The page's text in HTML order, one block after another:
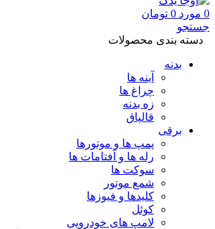
0 مورد 0 تومان
جستجو
دسته بندی محصولات
بدنه
آینه ها
چراغ ها
زه بدنه
قالپاق
برقی
پمپ ها و موتورها
رله ها و آفتامات ها
سوکت ها
شمع موتور
کلیدها و فیوزها
کوئل
لامپ های خودرویی